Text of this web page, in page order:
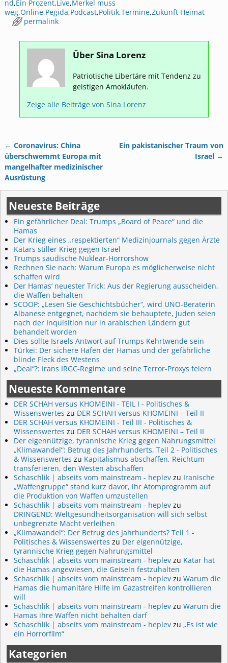
nd,Ein Prozent,Live,Merkel muss
weg,Online,Pegida,Podcast,Politik,Termine,Zukunft Heimat
permalink
Über Sina Lorenz
Patriotische Libertäre mit Tendenz zu
geistigen Amokläufen.
Zeige alle Beiträge vonSina Lorenz
Artikelnavigation
← Coronavirus: China
überschwemmt Europa mit
mangelhafter medizinischer
Ausrüstung
Ein pakistanischer Traum von
Israel →
Neueste Beiträge
Ein gefährlicher Deal: Trumps „Board of Peace“ und die
Hamas
Der Krieg eines „respektierten“ Medizinjournals gegen Ärzte
Katars stiller Krieg gegen Israel
Trumps saudische Nuklear-Horrorshow
Rechnen Sie nach: Warum Europa es möglicherweise nicht
schaffen wird
Der Hamas‘ neuester Trick: Aus der Regierung ausscheiden,
die Waffen behalten
SCOOP: „Lesen Sie Geschichtsbücher“, wird UNO-Beraterin
Albanese entgegnet, nachdem sie behauptete, Juden seien
nach der Inquisition nur in arabischen Ländern gut
behandelt worden
Dies sollte Israels Antwort auf Trumps Kehrtwende sein
Türkei: Der sichere Hafen der Hamas und der gefährliche
blinde Fleck des Westens
„Deal“?: Irans IRGC-Regime und seine Terror-Proxys feiern
Neueste Kommentare
DER SCHAH versus KHOMEINI - TEIL I - Politisches &
Wissenswertes zu DER SCHAH versus KHOMEINI – Teil II
DER SCHAH versus KHOMEINI - Teil III - Politisches &
Wissenswertes zu DER SCHAH versus KHOMEINI – Teil II
Der eigennützige, tyrannische Krieg gegen Nahrungsmittel
„Klimawandel“: Betrug des Jahrhunderts, Teil 2 - Politisches
& Wissenswertes zu Kapitalismus abschaffen, Reichtum
transferieren, den Westen abschaffen
Schaschlik | abseits vom mainstream - heplev zu Iranische
„Waffengruppe“ stand kurz davor, ihr Atomprogramm auf
die Produktion von Waffen umzustellen
Schaschlik | abseits vom mainstream - heplev zu
DRINGEND: Weltgesundheitsorganisation will sich selbst
unbegrenzte Macht verleihen
„Klimawandel“: Der Betrug des Jahrhunderts? Teil 1 -
Politisches & Wissenswertes zu Der eigennützige,
tyrannische Krieg gegen Nahrungsmittel
Schaschlik | abseits vom mainstream - heplev zu Katar hat
die Hamas angewiesen, die Geiseln festzuhalten
Schaschlik | abseits vom mainstream - heplev zu Warum die
Hamas die humanitäre Hilfe im Gazastreifen kontrollieren
will
Schaschlik | abseits vom mainstream - heplev zu Warum die
Hamas ihre Waffen nicht behalten darf
Schaschlik | abseits vom mainstream - heplev zu „Es ist wie
ein Horrorfilm“
Kategorien